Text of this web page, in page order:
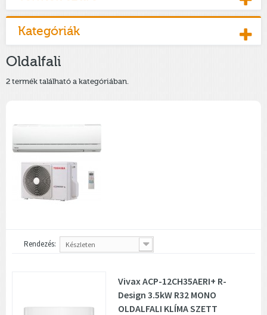
Kategóriák
Oldalfali
2 termék található a kategóriában.
Rendezés: Készleten
Vivax ACP-12CH35AERI+ R-
Design 3.5kW R32 MONO
OLDALFALI KLÍMA SZETT